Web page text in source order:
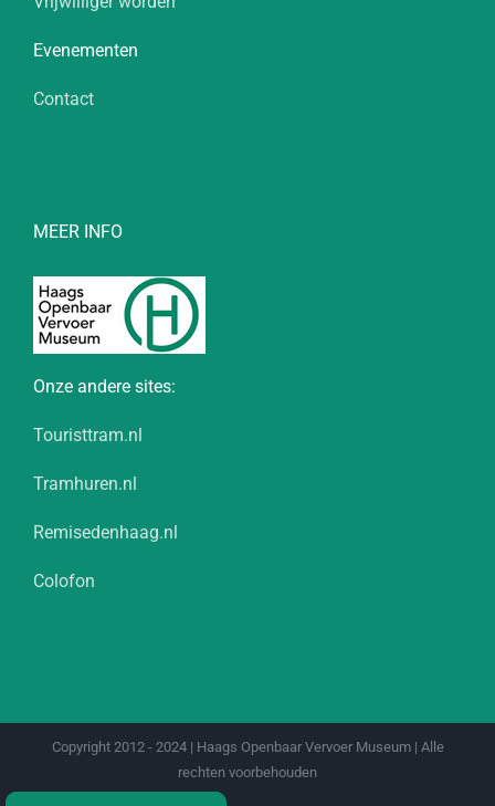
Evenementen
Contact
MEER INFO
Onze andere sites:
Touristtram.nl
Tramhuren.nl
Remisedenhaag.nl
Colofon
Copyright 2012 - 2024 | Haags Openbaar Vervoer Museum | Alle
rechten voorbehouden